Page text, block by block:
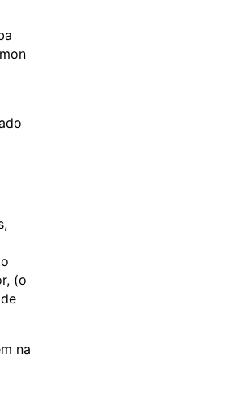
(o
na